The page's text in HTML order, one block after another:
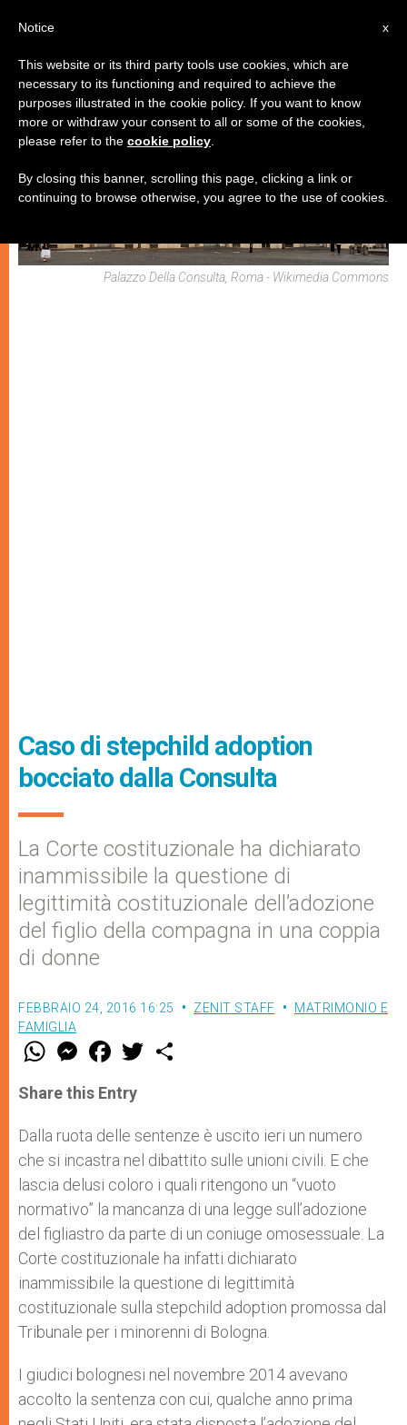
MATRIMONIO E FAMIGLIA
Palazzo Della Consulta, Roma - Wikimedia Commons
Caso di stepchild adoption
bocciato dalla Consulta
La Corte costituzionale ha dichiarato
inammissibile la questione di
legittimità costituzionale dell’adozione
del figlio della compagna in una coppia
di donne
FEBBRAIO 24, 2016 16:25 ZENIT STAFF
MATRIMONIO E
FAMIGLIA
W
t
s
p
p
M
e
s
e
g
e
r
F
a
e
b
o
k
w
r
Share this Entry
Dalla ruota delle sentenze è uscito ieri un numero
che si incastra nel dibattito sulle unioni civili. E che
lascia delusi coloro i quali ritengono un “vuoto
normativo” la mancanza di una legge sull’adozione
del figliastro da parte di un coniuge omosessuale. La
Corte costituzionale ha infatti dichiarato
inammissibile la questione di legittimità
costituzionale sulla stepchild adoption promossa dal
Tribunale per i minorenni di Bologna.
I giudici bolognesi nel novembre 2014 avevano
accolto la sentenza con cui, qualche anno prima
x
Notice
This website or its third party tools use cookies, which are
necessary to its functioning and required to achieve the
purposes illustrated in the cookie policy. If you want to know
more or withdraw your consent to all or some of the cookies,
please refer to the cookie policy
By closing this banner, scrolling this page, clicking a link or
continuing to browse otherwise, you agree to the use of cookies.